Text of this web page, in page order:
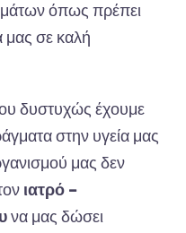
όπως πρέπει
μας σε καλή
δυστυχώς έχουμε
στην υγεία μας
μας δεν
ιατρό –
να μας δώσει